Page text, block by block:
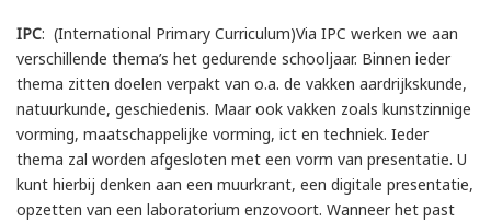
IPC: (International Primary Curriculum)Via IPC werken we aan
verschillende thema’s het gedurende schooljaar. Binnen ieder
thema zitten doelen verpakt van o.a. de vakken aardrijkskunde,
natuurkunde, geschiedenis. Maar ook vakken zoals kunstzinnige
vorming, maatschappelijke vorming, ict en techniek. Ieder
thema zal worden afgesloten met een vorm van presentatie. U
kunt hierbij denken aan een muurkrant, een digitale presentatie,
opzetten van een laboratorium enzovoort. Wanneer het past